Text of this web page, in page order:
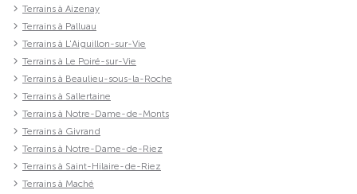
Terrains à Aizenay
Terrains à Palluau
Terrains à L'Aiguillon-sur-Vie
Terrains à Le Poiré-sur-Vie
Terrains à Beaulieu-sous-la-Roche
Terrains à Sallertaine
Terrains à Notre-Dame-de-Monts
Terrains à Givrand
Terrains à Notre-Dame-de-Riez
Terrains à Saint-Hilaire-de-Riez
Terrains à Maché